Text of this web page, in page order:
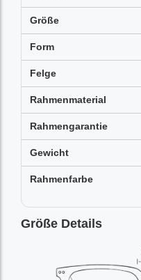
Größe
Form
Felge
Rahmenmaterial
Rahmengarantie
Gewicht
Rahmenfarbe
Größe Details